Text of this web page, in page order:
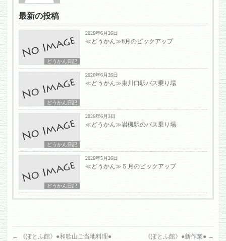
最新の投稿
どうかん日記
2026年6月26日
≪どうかん≫6月のピックアップ
どうかん日記
2026年6月26日
≪どうかん≫東川口駅バス乗り場
どうかん日記
2026年6月3日
≪どうかん≫岩槻駅のバス乗り場
どうかん日記
2026年5月26日
≪どうかん≫５月のピックアップ
← 《ぽとふ館》●和歌山ご当地料理● 《ぽとふ館》●新作業● →